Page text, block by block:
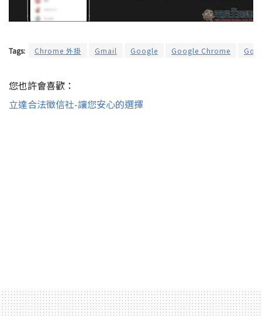
Tags: Chrome 外掛 Gmail Google Google Chrome
您也許會喜歡：
立達合法徵信社-讓您安心的選擇